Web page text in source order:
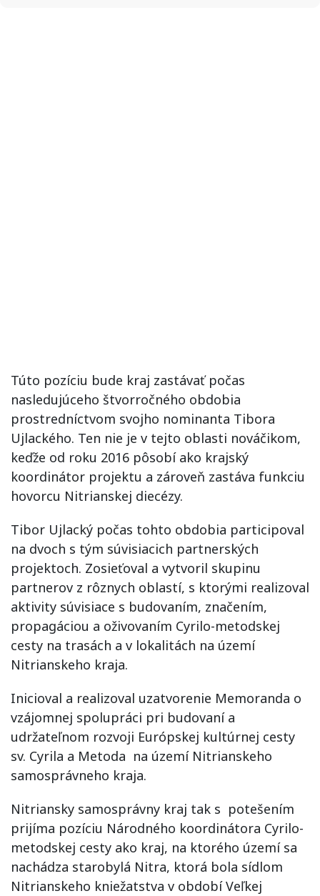
Túto pozíciu bude kraj zastávať počas
nasledujúceho štvorročného obdobia
prostredníctvom svojho nominanta Tibora
Ujlackého. Ten nie je v tejto oblasti nováčikom,
keďže od roku 2016 pôsobí ako krajský
koordinátor projektu a zároveň zastáva funkciu
hovorcu Nitrianskej diecézy.
Tibor Ujlacký počas tohto obdobia participoval
na dvoch s tým súvisiacich partnerských
projektoch. Zosieťoval a vytvoril skupinu
partnerov z rôznych oblastí, s ktorými realizoval
aktivity súvisiace s budovaním, značením,
propagáciou a oživovaním Cyrilo-metodskej
cesty na trasách a v lokalitách na území
Nitrianskeho kraja.
Inicioval a realizoval uzatvorenie Memoranda o
vzájomnej spolupráci pri budovaní a
udržateľnom rozvoji Európskej kultúrnej cesty
sv. Cyrila a Metoda na území Nitrianskeho
samosprávneho kraja.
Nitriansky samosprávny kraj tak s potešením
prijíma pozíciu Národného koordinátora Cyrilo-
metodskej cesty ako kraj, na ktorého území sa
nachádza starobylá Nitra, ktorá bola sídlom
Nitrianskeho kniežatstva v období Veľkej